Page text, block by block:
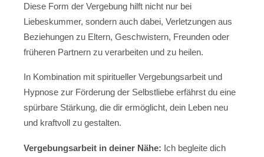
Diese Form der Vergebung hilft nicht nur bei
Liebeskummer, sondern auch dabei, Verletzungen aus
Beziehungen zu Eltern, Geschwistern, Freunden oder
früheren Partnern zu verarbeiten und zu heilen.
In Kombination mit spiritueller Vergebungsarbeit und
Hypnose zur Förderung der Selbstliebe erfährst du eine
spürbare Stärkung, die dir ermöglicht, dein Leben neu
und kraftvoll zu gestalten.
Vergebungsarbeit in deiner Nähe: Ich begleite dich